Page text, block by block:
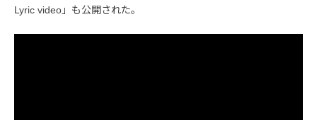
Lyric video」も公開された。